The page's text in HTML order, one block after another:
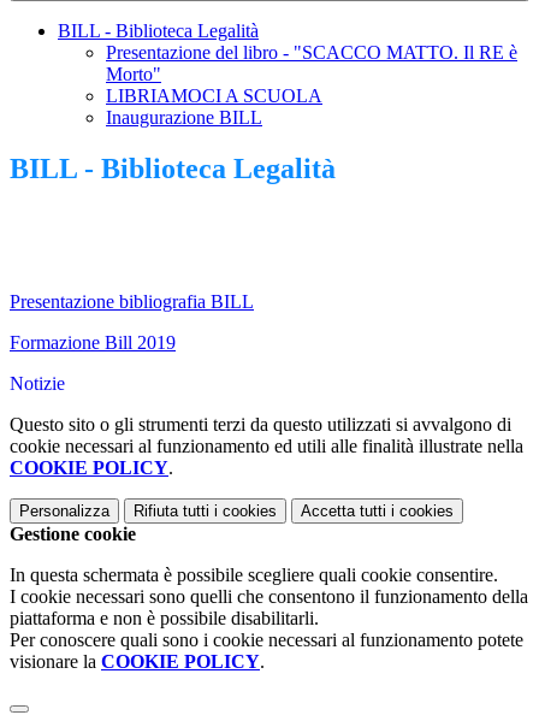
BILL - Biblioteca Legalità
Presentazione del libro - "SCACCO MATTO. Il RE è
Morto"
LIBRIAMOCI A SCUOLA
Inaugurazione BILL
BILL - Biblioteca Legalità
Presentazione bibliografia BILL
Formazione Bill 2019
Notizie
Questo sito o gli strumenti terzi da questo utilizzati si avvalgono di
cookie necessari al funzionamento ed utili alle finalità illustrate nella
COOKIE POLICY.
Personalizza Rifiuta tutti i cookies Accetta tutti i cookies
Gestione cookie
In questa schermata è possibile scegliere quali cookie consentire.
I cookie necessari sono quelli che consentono il funzionamento della
piattaforma e non è possibile disabilitarli.
Per conoscere quali sono i cookie necessari al funzionamento potete
visionare la COOKIE POLICY.